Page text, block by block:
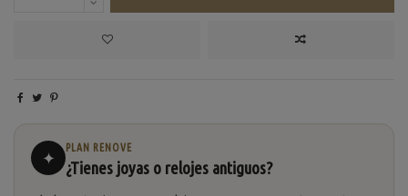
✦
PLAN RENOVE
¿Tienes joyas o relojes antiguos?